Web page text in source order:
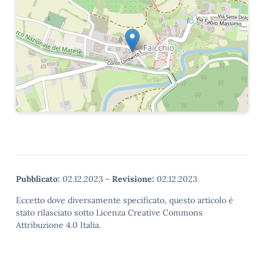
Pubblicato: 02.12.2023 - Revisione: 02.12.2023
Eccetto dove diversamente specificato, questo articolo è
stato rilasciato sotto Licenza Creative Commons
Attribuzione 4.0 Italia.